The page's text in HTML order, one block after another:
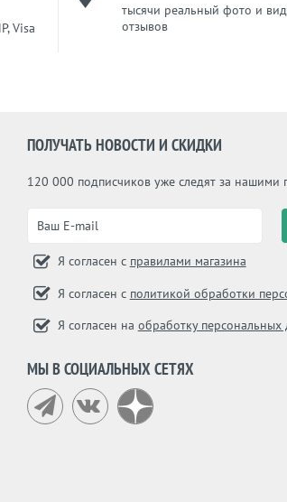
Visa
тысячи реальный фото и
отзывов
ПОЛУЧАТЬ НОВОСТИ И СКИДКИ
120 000 подписчиков уже следят за нашими
Я согласен с правилами магазина
Я согласен с политикой обработки
Я согласен на обработку персональных
МЫ В СОЦИАЛЬНЫХ СЕТЯХ